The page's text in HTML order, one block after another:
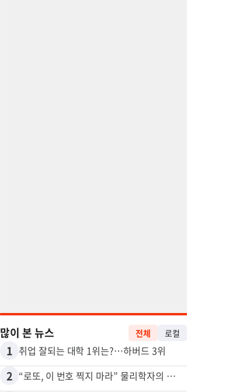
많이 본 뉴스 전체 로컬
1 취업 잘되는 대학 1위는?…하버드 3위
2 “로또, 이 번호 찍지 마라” 물리학자의 당첨금 높이는 비밀